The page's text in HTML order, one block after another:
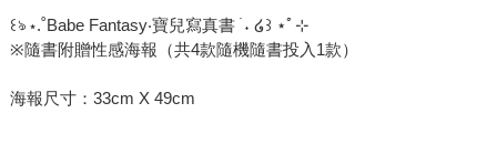
꒰ঌ ⋆.˚Babe Fantasy‧寶兒寫真書 ࣪ ˖ ໒꒱ ⋆ﾟ⊹
※隨書附贈性感海報（共4款隨機隨書投入1款）
海報尺寸：33cm X 49cm